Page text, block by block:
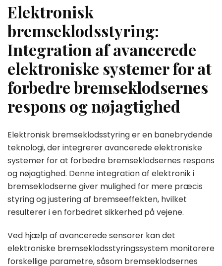
Elektronisk
bremseklodsstyring:
Integration af avancerede
elektroniske systemer for at
forbedre bremseklodsernes
respons og nøjagtighed
Elektronisk bremseklodsstyring er en banebrydende
teknologi, der integrerer avancerede elektroniske
systemer for at forbedre bremseklodsernes respons
og nøjagtighed. Denne integration af elektronik i
bremseklodserne giver mulighed for mere præcis
styring og justering af bremseeffekten, hvilket
resulterer i en forbedret sikkerhed på vejene.
Ved hjælp af avancerede sensorer kan det
elektroniske bremseklodsstyringssystem monitorere
forskellige parametre, såsom bremseklodsernes